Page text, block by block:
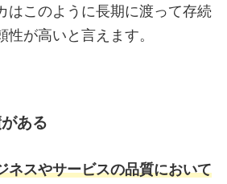
はこのように長期に渡って存続
性が高いと言えます。
ある
ネスやサービスの品質において